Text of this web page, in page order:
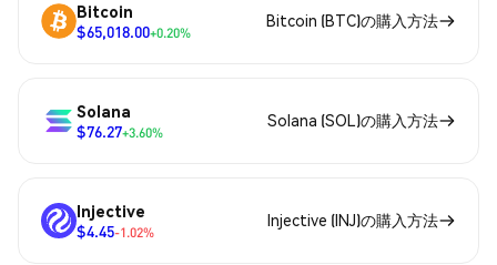
Bitcoin
$65,018.00+0.20%
Bitcoin (BTC)の購入方法
Solana
$76.27+3.60%
Solana (SOL)の購入方法
Injective
$4.45-1.02%
Injective (INJ)の購入方法